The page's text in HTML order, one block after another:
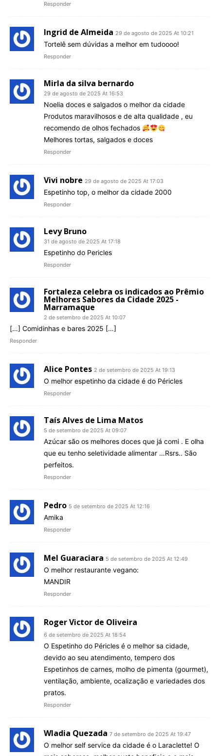
Responder
Ingrid de Almeida 29 de agosto de 2025 At 10:21
Tortelê sem dúvidas a melhor em tudoooo!
Responder
Mirla da silva bernardo
29 de agosto de 2025 At 16:53
Noelia doces e salgados o melhor da cidade
Produtos maravilhosos e de alta qualidade , eu
recomendo de olhos fechados
Melhores tortas, salgados e doces
Responder
Vivi nobre 29 de agosto de 2025 At 17:03
Espetinho top, o melhor da cidade 2000
Responder
Levy Bruno
31 de agosto de 2025 At 17:18
Espetinho do Pericles
Responder
Fortaleza celebra os indicados ao Prêmio
Melhores Sabores da Cidade 2025 -
Marramaque
2 de setembro de 2025 At 10:07
[…] Comidinhas e bares 2025 […]
Responder
Alice Pontes 2 de setembro de 2025 At 19:13
O melhor espetinho da cidade é do Péricles
Responder
Taís Alves de Lima Matos
5 de setembro de 2025 At 09:07
Azúcar são os melhores doces que já comi . E olha
que eu tenho seletividade alimentar …Rsrs.. São
perfeitos.
Responder
Pedro 5 de setembro de 2025 At 12:16
Amika
Responder
Mel Guaraciara 5 de setembro de 2025 At 12:49
O melhor restaurante vegano:
MANDIR
Responder
Roger Victor de Oliveira
6 de setembro de 2025 At 18:54
O Espetinho do Péricles é o melhor sa cidade,
devido ao seu atendimento, tempero dos
Espetinhos de carnes, molho de pimenta (gourmet),
ventilação, ambiente, ocalização e variedades dos
pratos.
Responder
Wladia Quezada 7 de setembro de 2025 At 19:47
O melhor self service da cidade é o Laraclette! O